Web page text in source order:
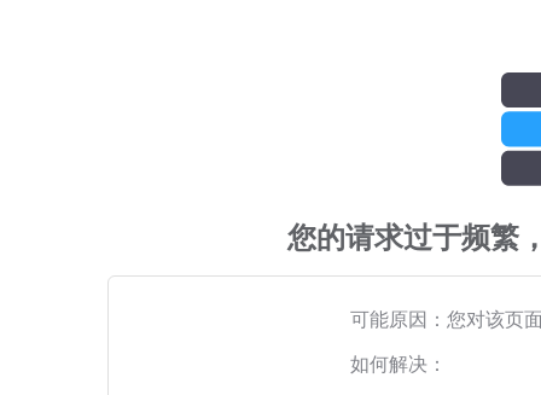
您的请求过于频繁
可能原因：您对该页
如何解决：